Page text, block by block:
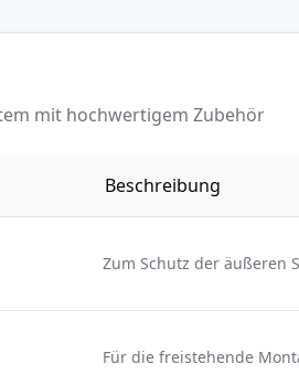
mit hochwertigem Zubehör
Beschreibung
Zum Schutz der äußeren
Für die freistehende